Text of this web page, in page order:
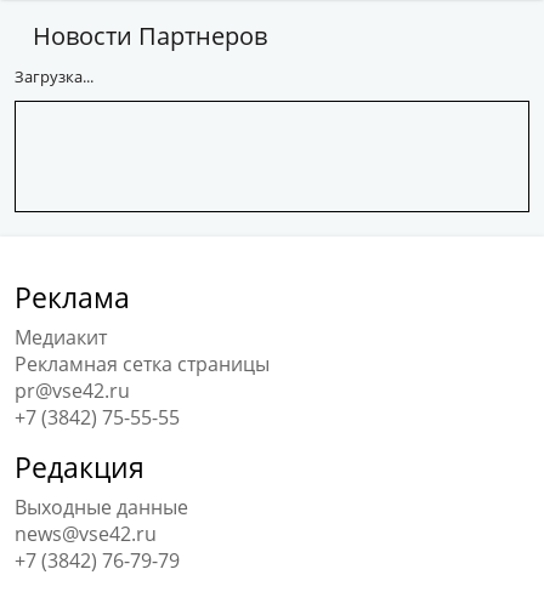
Новости Партнеров
Загрузка...
Реклама
Медиакит
Рекламная сетка страницы
pr@vse42.ru
+7 (3842) 75-55-55
Редакция
Выходные данные
news@vse42.ru
+7 (3842) 76-79-79